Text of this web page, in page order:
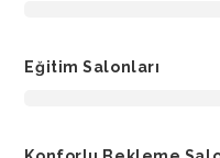
Eğitim Salonları